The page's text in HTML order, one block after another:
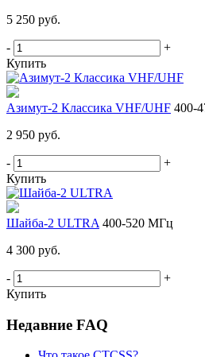
5 250 руб.
-
+
Купить
Азимут-2 Классика VHF/UHF 400-
2 950 руб.
-
+
Купить
Шайба-2 ULTRA 400-520 МГц
4 300 руб.
-
+
Купить
Недавние FAQ